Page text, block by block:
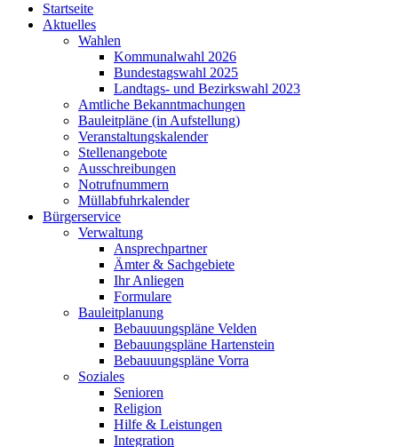
Startseite
Aktuelles
Wahlen
Kommunalwahl 2026
Bundestagswahl 2025
Landtags- und Bezirkswahl 2023
Amtliche Bekanntmachungen
Bauleitpläne (in Aufstellung)
Veranstaltungskalender
Stellenangebote
Ausschreibungen
Notrufnummern
Müllabfuhrkalender
Bürgerservice
Verwaltung
Ansprechpartner
Ämter & Sachgebiete
Ihr Anliegen
Formulare
Bauleitplanung
Bebauuungspläne Velden
Bebauungspläne Hartenstein
Bebauuungspläne Vorra
Soziales
Senioren
Religion
Hilfe & Leistungen
Integration